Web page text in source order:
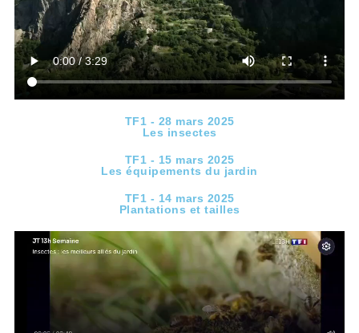
TF1 - 28 mars 2025
Les insectes
TF1 - 15 mars 2025
Les équipements du jardin
TF1 - 14 mars 2025
Plantations et tailles